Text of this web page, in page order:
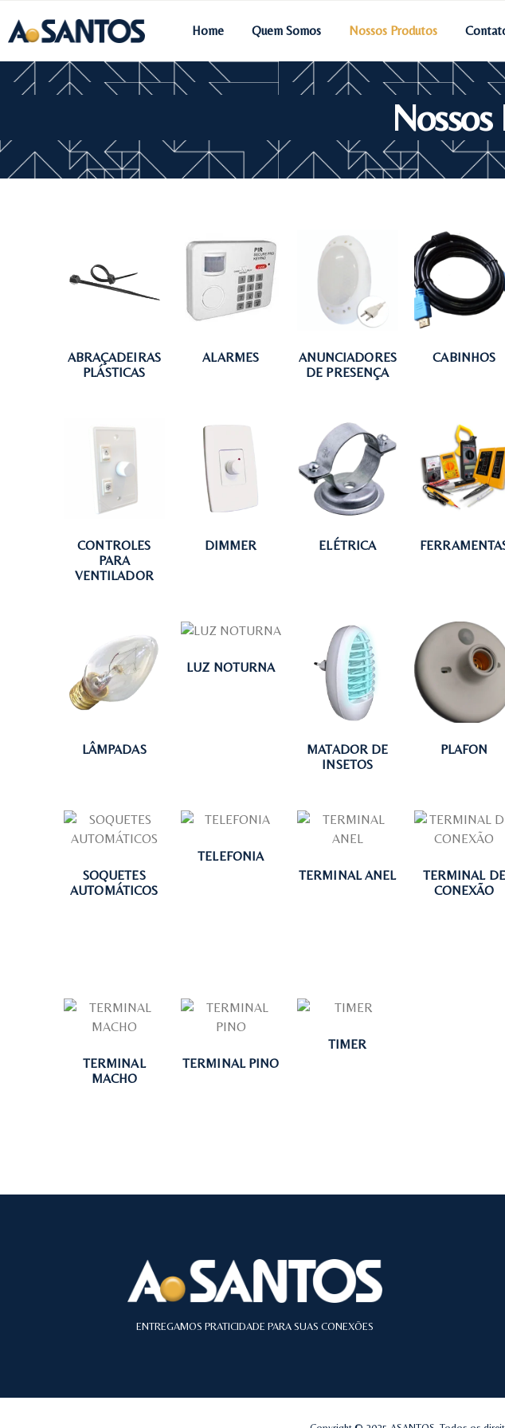
Home Quem Somos Nossos Produtos
ABRAÇADEIRAS
PLÁSTICAS
ALARMES
ANUNCIADORES
DE PRESENÇA
CABINHOS
CONTROLES
PARA
VENTILADOR
DIMMER ELÉTRICA
LÂMPADAS
LUZ NOTURNA
MATADOR DE
INSETOS
PLAFON
SOQUETES
AUTOMÁTICOS
TELEFONIA
TERMINAL ANEL
TERMINAL DE
CONEXÃO
TERMINAL
MACHO
TERMINAL PINO
TIMER
ENTREGAMOS PRATICIDADE PARA SUAS CONEXÕES